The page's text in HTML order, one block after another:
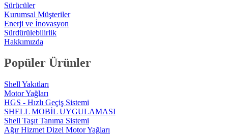
Sürücüler
Kurumsal Müşteriler
Enerji ve İnovasyon
Sürdürülebilirlik
Hakkımızda
Popüler Ürünler
Shell Yakıtları
Motor Yağları
HGS - Hızlı Geçiş Sistemi
SHELL MOBİL UYGULAMASI
Shell Taşıt Tanıma Sistemi
Ağır Hizmet Dizel Motor Yağları